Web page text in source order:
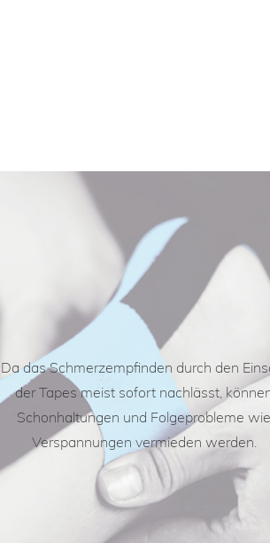
Da das Schmerzempfinden durch den
der Tapes meist sofort nachlässt,
Schonhaltungen und Folgeprobleme wie
Verspannungen vermieden werden.